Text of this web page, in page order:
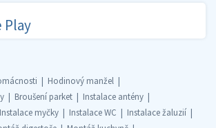
Play
Hodinový manžel
Broušení parket
Instalace antény
Instalace myčky Instalace WC
Instalace žaluzií